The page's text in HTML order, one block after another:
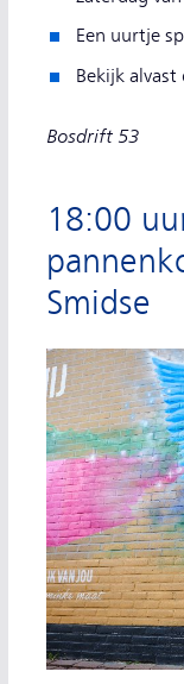
Een uurtje
Bekijk alvast
Bosdrift 53
18:00
Smidse